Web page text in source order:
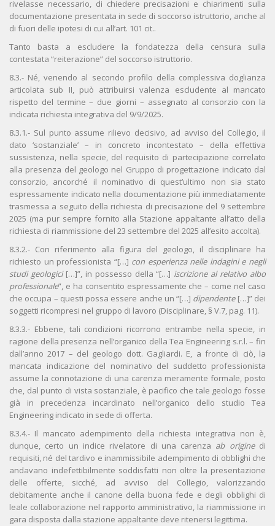
rivelasse necessario, di chiedere precisazioni e chiarimenti sulla
documentazione presentata in sede di soccorso istruttorio, anche al
di fuori delle ipotesi di cui all’art. 101 cit..
Tanto basta a escludere la fondatezza della censura sulla
contestata “reiterazione” del soccorso istruttorio.
8.3.- Né, venendo al secondo profilo della complessiva doglianza
articolata sub II, può attribuirsi valenza escludente al mancato
rispetto del termine – due giorni – assegnato al consorzio con la
indicata richiesta integrativa del 9/9/2025.
8.3.1.- Sul punto assume rilievo decisivo, ad avviso del Collegio, il
dato ‘sostanziale’ – in concreto incontestato – della effettiva
sussistenza, nella specie, del requisito di partecipazione correlato
alla presenza del geologo nel Gruppo di progettazione indicato dal
consorzio, ancorché il nominativo di quest’ultimo non sia stato
espressamente indicato nella documentazione più immediatamente
trasmessa a seguito della richiesta di precisazione del 9 settembre
2025 (ma pur sempre fornito alla Stazione appaltante all’atto della
richiesta di riammissione del 23 settembre del 2025 all’esito accolta).
8.3.2.- Con riferimento alla figura del geologo, il disciplinare ha
richiesto un professionista “[…] con esperienza nelle indagini e negli
studi geologici[…]”, in possesso della “[…] iscrizione al relativo albo
professionale”, e ha consentito espressamente che – come nel caso
che occupa – questi possa essere anche un “[…] dipendente[…]” dei
soggetti ricompresi nel gruppo di lavoro (Disciplinare, § V.7, pag. 11).
8.3.3.- Ebbene, tali condizioni ricorrono entrambe nella specie, in
ragione della presenza nell’organico della Tea Engineering s.r.l. – fin
dall’anno 2017 – del geologo dott. Gagliardi. E, a fronte di ciò, la
mancata indicazione del nominativo del suddetto professionista
assume la connotazione di una carenza meramente formale, posto
che, dal punto di vista sostanziale, è pacifico che tale geologo fosse
già in precedenza incardinato nell’organico dello studio Tea
Engineering indicato in sede di offerta.
8.3.4.- Il mancato adempimento della richiesta integrativa non è,
dunque, certo un indice rivelatore di una carenza ab originedi
requisiti, né del tardivo e inammissibile adempimento di obblighi che
andavano indefettibilmente soddisfatti non oltre la presentazione
delle offerte, sicché, ad avviso del Collegio, valorizzando
debitamente anche il canone della buona fede e degli obblighi di
leale collaborazione nel rapporto amministrativo, la riammissione in
gara disposta dalla stazione appaltante deve ritenersi legittima.